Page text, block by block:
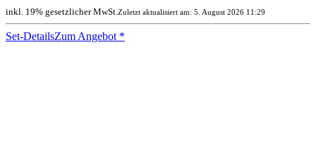
inkl. 19% gesetzlicher MwSt.Zuletzt aktualisiert am: 5. August 2026 11:29
Set-DetailsZum Angebot *